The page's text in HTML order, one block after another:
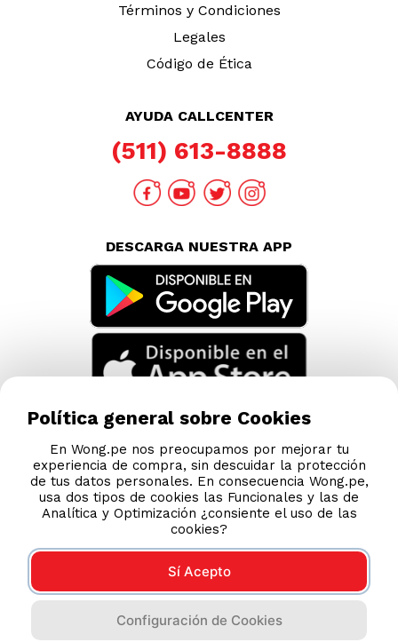
Términos y Condiciones
Legales
Código de Ética
AYUDA CALLCENTER
(511) 613-8888
DESCARGA NUESTRA APP
Esta tienda usa Niubiz para realizar transacciones
Política general sobre Cookies
En Wong.pe nos preocupamos por mejorar tu
experiencia de compra, sin descuidar la protección
de tus datos personales. En consecuencia Wong.pe,
usa dos tipos de cookies las Funcionales y las de
Analítica y Optimización ¿consiente el uso de las
cookies?
Sí Acepto
Configuración de Cookies